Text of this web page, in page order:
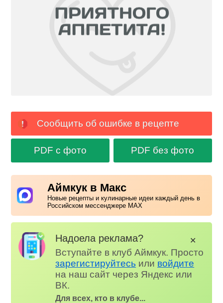
Сообщить об ошибке в рецепте
PDF с фото PDF без фото
Аймкук в Макс
Новые рецепты и кулинарные идеи каждый день в
Российском мессенджере MAX
Надоела реклама?
Вступайте в клуб Аймкук. Просто
зарегистируйтесь или войдите
на наш сайт через Яндекс или
ВК.
Для всех, кто в клубе...
✕